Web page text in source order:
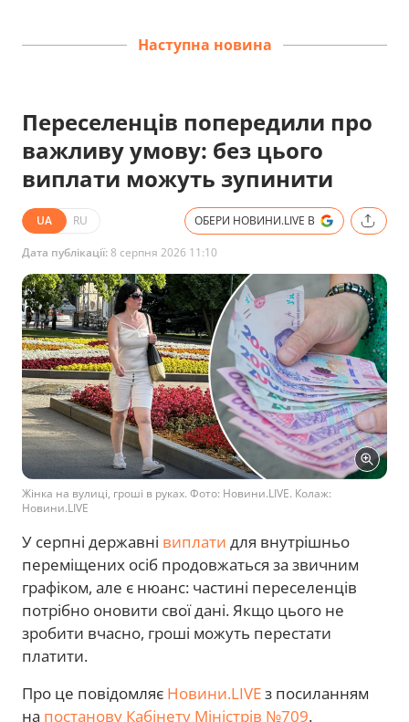
Наступна новина
Переселенців попередили про
важливу умову: без цього
виплати можуть зупинити
UA RU ОБЕРИ НОВИНИ.LIVE В
Дата публікації:8 серпня 2026 11:10
Жінка на вулиці, гроші в руках. Фото: Новини.LIVE. Колаж:
Новини.LIVE
У серпні державні виплати для внутрішньо
переміщених осіб продовжаться за звичним
графіком, але є нюанс: частині переселенців
потрібно оновити свої дані. Якщо цього не
зробити вчасно, гроші можуть перестати
платити.
Про це повідомляє Новини.LIVEз посиланням
на постанову Кабінету Міністрів №709.